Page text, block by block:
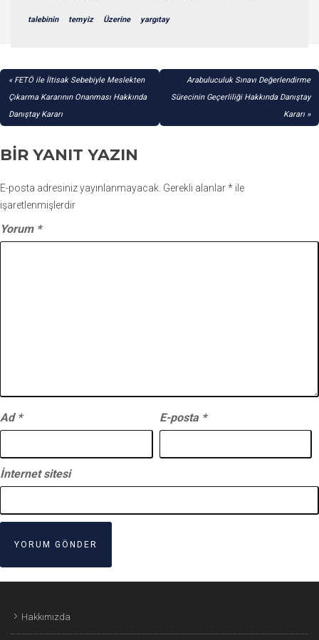
talebinin temyiz Üzerine yargıtay
YAZI
GEZINMESI
FETÖ ile İltisak Sebebiyle Meslekten
Çıkarma Kararının Onanması Hakkında
Danıştay Kararı
Arabuluculuk Sınavı Değerlendirme
Sürecinin Geçerliliği Hakkında Danıştay
Kararı
BIR YANIT YAZIN
E-posta adresiniz yayınlanmayacak. Gerekli alanlar* ile
işaretlenmişlerdir
Yorum *
Ad * E-posta *
İnternet sitesi
Hakkımızda